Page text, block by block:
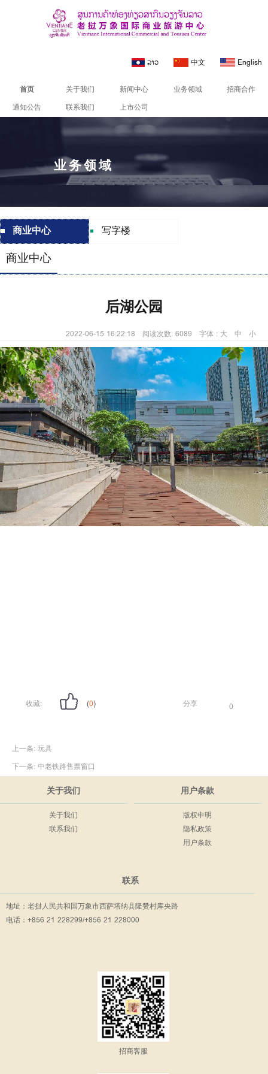
ລາວ 中文 English
首页 关于我们 新闻中心 业务领域
招商合作
通知公告
联系我们 上市公司
业务领域
商业中心 写字楼
商业中心
后湖公园
2022-06-15 16:22:18 阅读次数: 6089 字体 : 大 中 小
收藏: (0) 分享 0
上一条: 玩具
下一条: 中老铁路售票窗口
关于我们
关于我们
联系我们
用户条款
版权申明
隐私政策
用户条款
联系
地址：老挝人民共和国万象市西萨塔纳县隆赞村库央路
电话：+856 21 228299/+856 21 228000
招商客服